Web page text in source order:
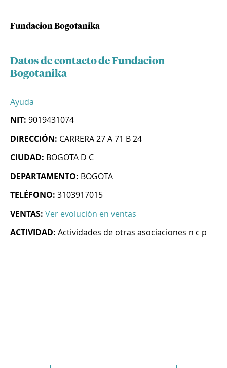
Fundacion Bogotanika
Datos de contacto de Fundacion
Bogotanika
Ayuda
NIT: 9019431074
DIRECCIÓN: CARRERA 27 A 71 B 24
CIUDAD: BOGOTA D C
DEPARTAMENTO: BOGOTA
TELÉFONO: 3103917015
VENTAS: Ver evolución en ventas
ACTIVIDAD: Actividades de otras asociaciones n c p